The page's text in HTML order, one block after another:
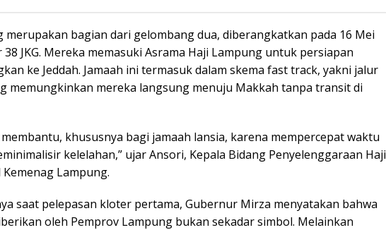
merupakan bagian dari gelombang dua, diberangkatkan pada 16 Mei
38 JKG. Mereka memasuki Asrama Haji Lampung untuk persiapan
ke Jeddah. Jamaah ini termasuk dalam skema fast track, yakni jalur
memungkinkan mereka langsung menuju Makkah tanpa transit di
khususnya bagi jamaah lansia, karena mempercepat waktu
kelelahan,” ujar Ansori, Kepala Bidang Penyelenggaraan Haji
Lampung.
saat pelepasan kloter pertama, Gubernur Mirza menyatakan bahwa
oleh Pemprov Lampung bukan sekadar simbol. Melainkan